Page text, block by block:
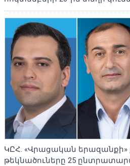
ԿԸՀ. «Վրացական
թեկնածուները 25